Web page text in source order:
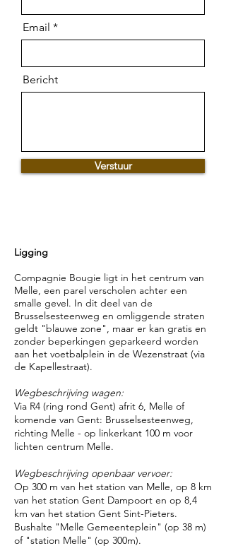
Email
Bericht
Verstuur
Ligging
Compagnie Bougie ligt in het centrum van
Melle, een parel verscholen achter een
smalle gevel. In dit deel van de
Brusselsesteenweg en omliggende straten
geldt "blauwe zone", maar er kan gratis en
zonder beperkingen geparkeerd worden
aan het voetbalplein in de Wezenstraat (via
de Kapellestraat).
Wegbeschrijving wagen:
Via R4 (ring rond Gent) afrit 6, Melle of
komende van Gent: Brusselsesteenweg,
richting Melle - op linkerkant 100 m voor
lichten centrum Melle.
Wegbeschrijving openbaar vervoer:
Op 300 m van het station van Melle, op 8 km
van het station Gent Dampoort en op 8,4
km van het station Gent Sint-Pieters.
Bushalte "Melle Gemeenteplein" (op 38 m)
of "station Melle" (op 300m).